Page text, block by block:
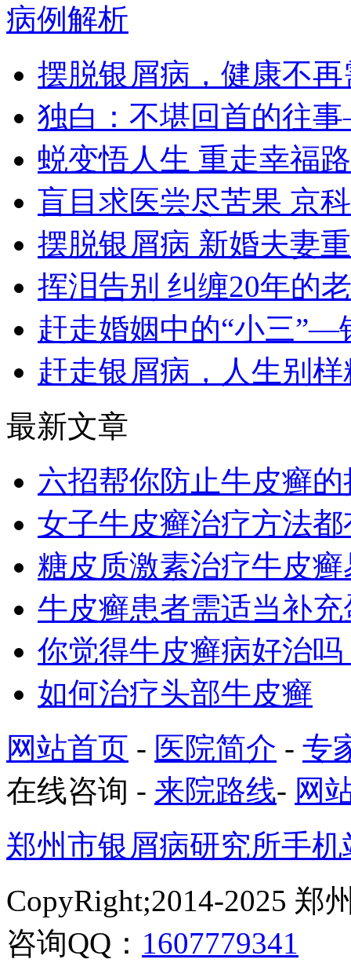
病例解析
摆脱银屑病，健康不
独白：不堪回首的往
蜕变悟人生 重走幸福路
盲目求医尝尽苦果 京
摆脱银屑病 新婚夫妻
挥泪告别 纠缠20年的
赶走婚姻中的“小三”—
赶走银屑病，人生别
最新文章
六招帮你防止牛皮癣
女子牛皮癣治疗方法
糖皮质激素治疗牛皮
牛皮癣患者需适当补
你觉得牛皮癣病好治
如何治疗头部牛皮癣
网站首页 - 医院简介 - 专
在线咨询 - 来院路线- 网
郑州市银屑病研究所手机
CopyRight;2014-2025 郑
咨询QQ： 1607779341